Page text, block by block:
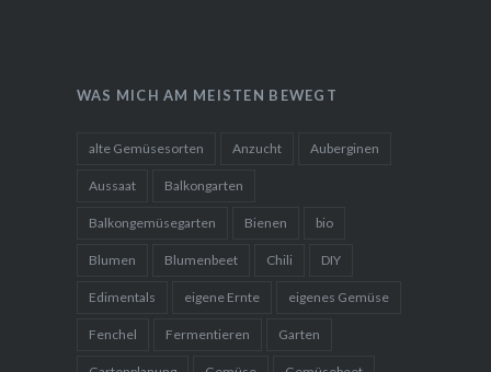
WAS MICH AM MEISTEN BEWEGT
alte Gemüsesorten Anzucht Auberginen
Aussaat Balkongarten
Balkongemüsegarten Bienen bio
Blumen Blumenbeet Chili DIY
Edimentals eigene Ernte eigenes Gemüse
Fenchel Fermentieren Garten